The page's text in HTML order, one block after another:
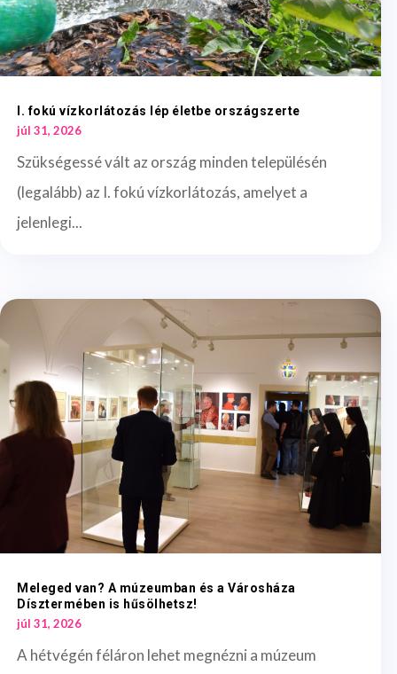
I. fokú vízkorlátozás lép életbe országszerte
júl 31, 2026
Szükségessé vált az ország minden településén
(legalább) az I. fokú vízkorlátozás, amelyet a
jelenlegi...
Meleged van? A múzeumban és a Városháza
Dísztermében is hűsölhetsz!
júl 31, 2026
A hétvégén féláron lehet megnézni a múzeum